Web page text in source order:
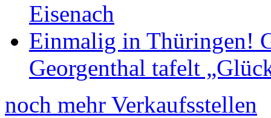
Eisenach
Einmalig in Thüringen!
Georgenthal tafelt
noch mehr Verkaufsstellen